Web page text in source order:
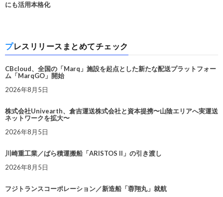
にも活用本格化
プレスリリースまとめてチェック
CBcloud、全国の「Marq」施設を起点とした新たな配送プラットフォー
ム「MarqGO」開始
2026年8月5日
株式会社Univearth、倉吉運送株式会社と資本提携〜山陰エリアへ実運送
ネットワークを拡大〜
2026年8月5日
川崎重工業／ばら積運搬船「ARISTOS II」の引き渡し
2026年8月5日
フジトランスコーポレーション／新造船「蓉翔丸」就航